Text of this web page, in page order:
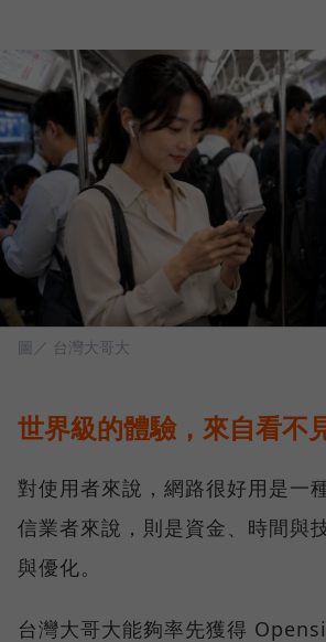
圖／ 台灣大哥大
世界級的體驗，來自看不
對使用者來說，網路很好用是一
信業者來說，則是資金、時間與
與優化。
台灣大哥大能夠率先獲得